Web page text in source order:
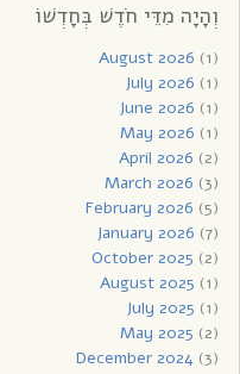
וְהָיָה מִדֵּי חֹדֶשׁ בְּחָדְשׁוֹ
August 2026 (1)
July 2026 (1)
June 2026 (1)
May 2026 (1)
April 2026 (2)
March 2026 (3)
February 2026 (5)
January 2026 (7)
October 2025 (2)
August 2025 (1)
July 2025 (1)
May 2025 (2)
December 2024(3)